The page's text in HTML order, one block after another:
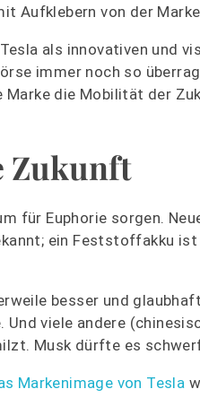
Aufklebern von der Marke
als innovativen und
immer noch so
Marke die Mobilität der
Zukunft
für Euphorie sorgen.
ein Feststoffakku
besser und
viele andere
Musk dürfte es
Markenimage von Tesla